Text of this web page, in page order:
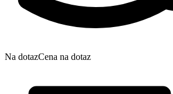
Na dotazCena na dotaz